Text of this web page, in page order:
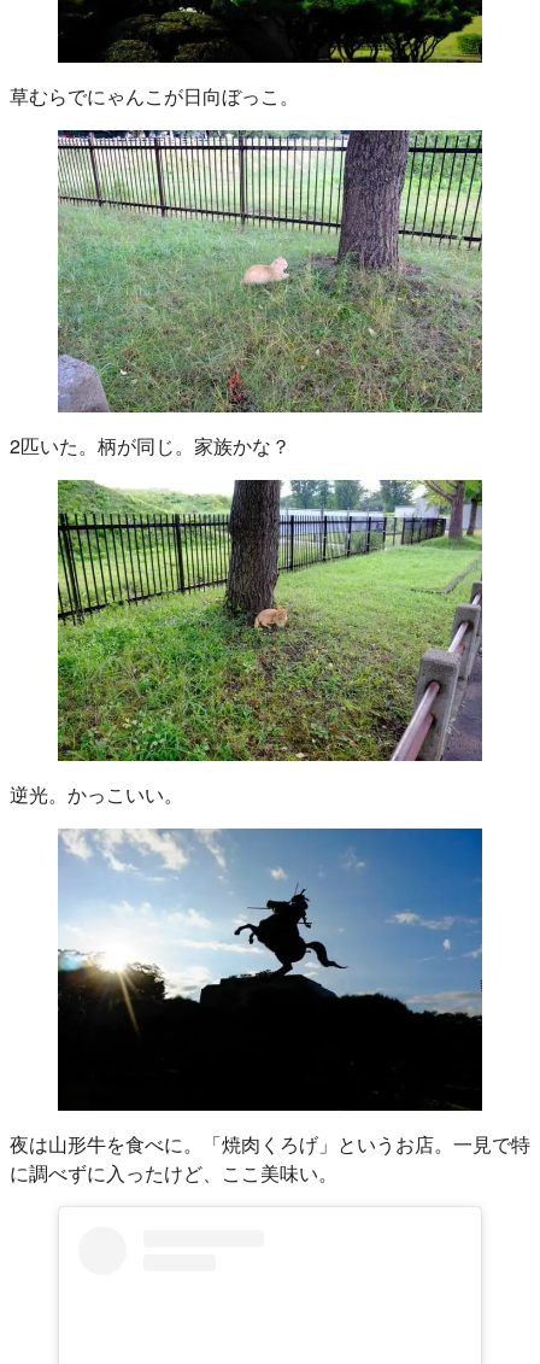
草むらでにゃんこが日向ぼっこ。
2匹いた。柄が同じ。家族かな？
逆光。かっこいい。
夜は山形牛を食べに。「焼肉くろげ」というお店。一見で特
に調べずに入ったけど、ここ美味い。